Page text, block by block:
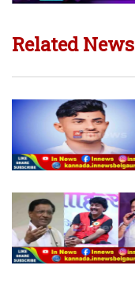
Related News